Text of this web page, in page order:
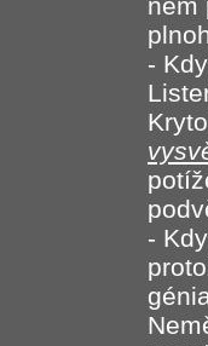
-
-